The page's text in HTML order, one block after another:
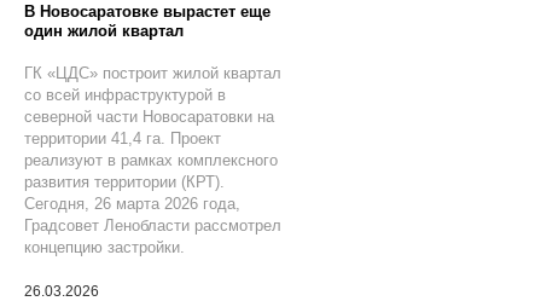
В Новосаратовке вырастет еще
один жилой квартал
ГК «ЦДС» построит жилой квартал
со всей инфраструктурой в
северной части Новосаратовки на
территории 41,4 га. Проект
реализуют в рамках комплексного
развития территории (КРТ).
Сегодня, 26 марта 2026 года,
Градсовет Ленобласти рассмотрел
концепцию застройки.
26.03.2026